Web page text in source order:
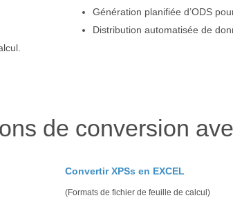
Génération planifiée d’ODS
Distribution automatisée de
de conversion
Convertir XPSs en EXCEL
(Formats de fichier de feuille de calcul)